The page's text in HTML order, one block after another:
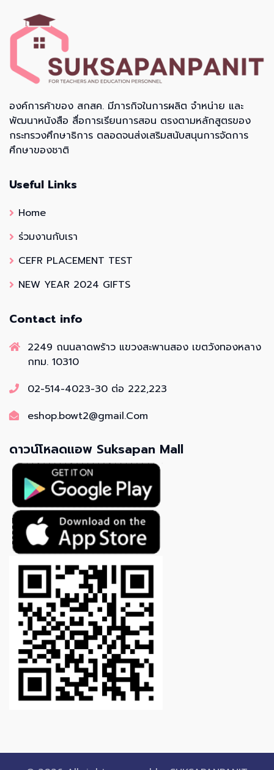
องค์การค้าของ สกสค. มีภารกิจในการผลิต จำหน่าย และ
พัฒนาหนังสือ สื่อการเรียนการสอน ตรงตามหลักสูตรของ
กระทรวงศึกษาธิการ ตลอดจนส่งเสริมสนับสนุนการจัดการ
ศึกษาของชาติ
Useful Links
Home
ร่วมงานกับเรา
CEFR PLACEMENT TEST
NEW YEAR 2024 GIFTS
Contact info
2249 ถนนลาดพร้าว แขวงสะพานสอง เขตวังทองหลาง
กทม. 10310
02-514-4023-30 ต่อ 222,223
eshop.bowt2@gmail.Com
ดาวน์โหลดแอพ Suksapan Mall